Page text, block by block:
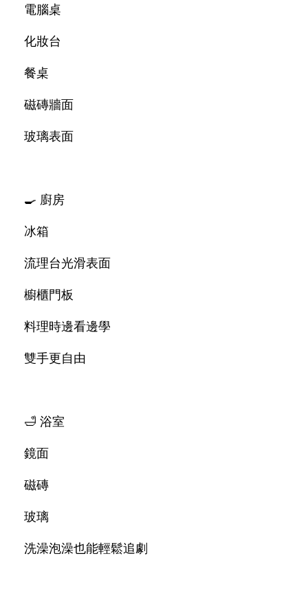
電腦桌
化妝台
餐桌
磁磚牆面
玻璃表面
🍳 廚房
冰箱
流理台光滑表面
櫥櫃門板
料理時邊看邊學
雙手更自由
🛁 浴室
鏡面
磁磚
玻璃
洗澡泡澡也能輕鬆追劇